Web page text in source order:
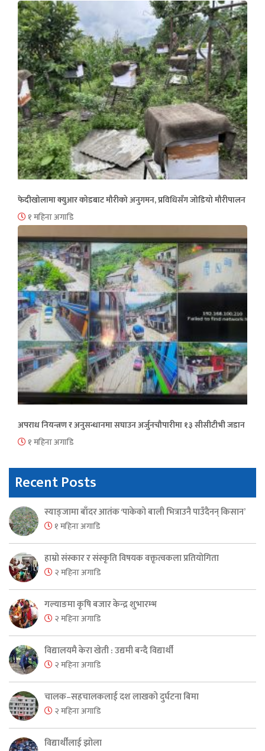
फेदीखोलामा क्युआर कोडबाट मौरीको अनुगमन, प्रविधिसँग जोडियो मौरीपालन
१ महिना अगाडि
अपराध नियन्त्रण र अनुसन्धानमा सघाउन अर्जुनचौपारीमा १३ सीसीटीभी जडान
१ महिना अगाडि
Recent Posts
स्याङ्जामा बाँदर आतंक ‘पाकेको बाली भित्राउनै पाउँदैनन् किसान’
१ महिना अगाडि
हाम्रो संस्कार र संस्कृति विषयक वक्तृत्वकला प्रतियोगिता
२ महिना अगाडि
गल्याङमा कृषि बजार केन्द्र शुभारम्भ
२ महिना अगाडि
विद्यालयमै केरा खेती : उद्यमी बन्दै विद्यार्थी
२ महिना अगाडि
चालक–सहचालकलाई दश लाखको दुर्घटना बिमा
२ महिना अगाडि
विद्यार्थीलाई झोला